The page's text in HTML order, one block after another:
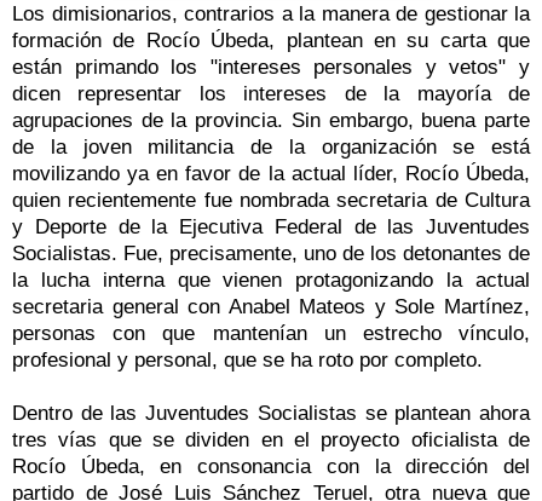
Los dimisionarios, contrarios a la manera de gestionar la
formación de Rocío Úbeda, plantean en su carta que
están primando los "intereses personales y vetos" y
dicen representar los intereses de la mayoría de
agrupaciones de la provincia. Sin embargo, buena parte
de la joven militancia de la organización se está
movilizando ya en favor de la actual líder, Rocío Úbeda,
quien recientemente fue nombrada secretaria de Cultura
y Deporte de la Ejecutiva Federal de las Juventudes
Socialistas. Fue, precisamente, uno de los detonantes de
la lucha interna que vienen protagonizando la actual
secretaria general con Anabel Mateos y Sole Martínez,
personas con que mantenían un estrecho vínculo,
profesional y personal, que se ha roto por completo.
Dentro de las Juventudes Socialistas se plantean ahora
tres vías que se dividen en el proyecto oficialista de
Rocío Úbeda, en consonancia con la dirección del
partido de José Luis Sánchez Teruel, otra nueva que